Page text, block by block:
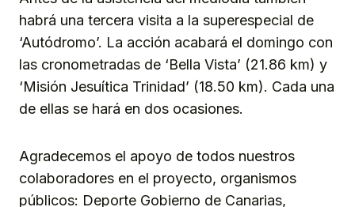
habrá una tercera visita a la superespecial de
‘Autódromo’. La acción acabará el domingo con
las cronometradas de ‘Bella Vista’ (21.86 km) y
‘Misión Jesuítica Trinidad’ (18.50 km). Cada una
de ellas se hará en dos ocasiones.
Agradecemos el apoyo de todos nuestros
colaboradores en el proyecto, organismos
públicos: Deporte Gobierno de Canarias,